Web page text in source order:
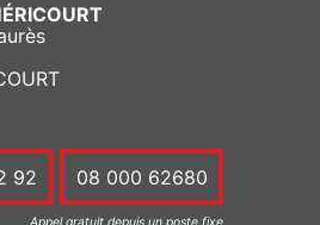
92 08 000 62680